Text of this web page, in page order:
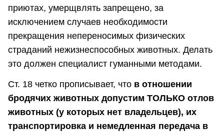
приютах, умерщвлять запрещено, за
исключением случаев необходимости
прекращения непереносимых физических
страданий нежизнеспособных животных. Делать
это должен специалист гуманными методами.
Ст. 18 четко прописывает, что в отношении
бродячих животных допустим ТОЛЬКО отлов
животных (у которых нет владельцев), их
транспортировка и немедленная передача в